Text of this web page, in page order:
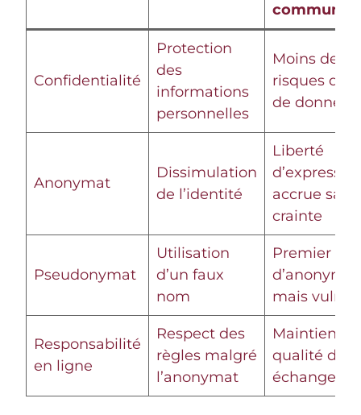
Confidentialité
Protection
des
informations
personnelles
Moins de
risques de
de données
Anonymat
Dissimulation
de l’identité
Liberté
accrue sans
crainte
Pseudonymat
Utilisation
d’un faux
nom
Premier
d’anonymat
mais
Responsabilité
en ligne
Respect des
règles malgré
l’anonymat
Maintien
qualité des
échanges